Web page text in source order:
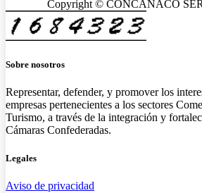
Copyright © CONCANACO
Sobre nosotros
Representar, defender, y promover los
empresas pertenecientes a los sectores
Turismo, a través de la integración y
Cámaras Confederadas.
Legales
Aviso de privacidad